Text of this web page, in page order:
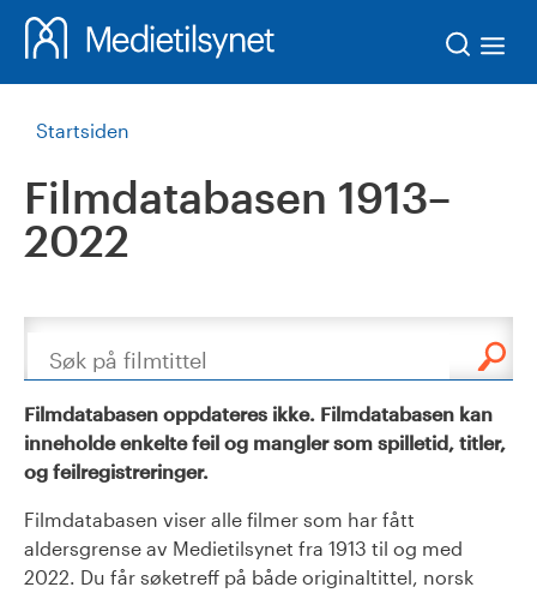
Startsiden
Filmdatabasen 1913–
2022
Søk
Filmdatabasen oppdateres ikke. Filmdatabasen kan
inneholde enkelte feil og mangler som spilletid, titler,
og feilregistreringer.
Filmdatabasen viser alle filmer som har fått
aldersgrense av Medietilsynet fra 1913 til og med
2022. Du får søketreff på både originaltittel, norsk